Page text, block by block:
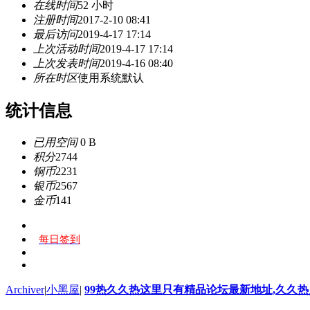
在线时间52 小时
注册时间2017-2-10 08:41
最后访问2019-4-17 17:14
上次活动时间2019-4-17 17:14
上次发表时间2019-4-16 08:40
所在时区使用系统默认
统计信息
已用空间0 B
积分2744
铜币2231
银币2567
金币141
每日签到
Archiver|小黑屋| 99热久久热这里只有精品论坛最新地址,久久